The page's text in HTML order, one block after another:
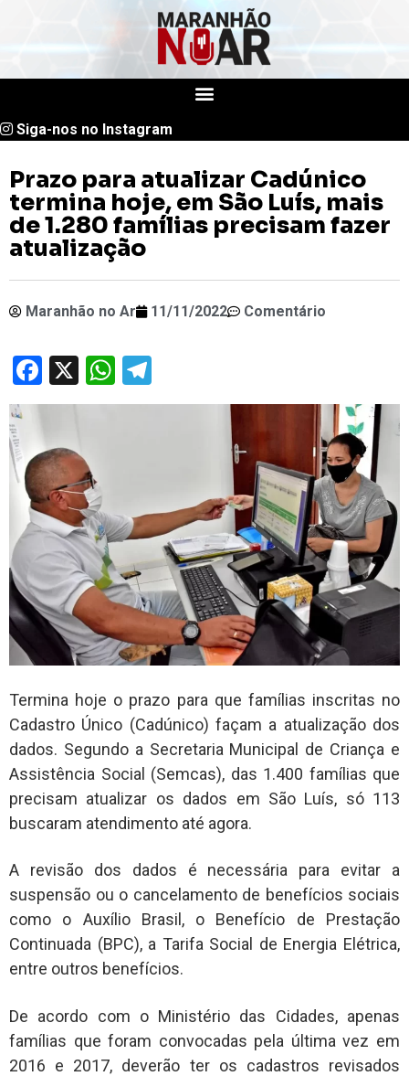
Siga-nos no Instagram
Prazo para atualizar Cadúnico
termina hoje, em São Luís, mais
de 1.280 famílias precisam fazer
atualização
Maranhão no Ar 11/11/2022 Comentário
Facebook
X WhatsApp
Termina hoje o prazo para que famílias inscritas no
Cadastro Único (Cadúnico) façam a atualização dos
dados. Segundo a Secretaria Municipal de Criança e
Assistência Social (Semcas), das 1.400 famílias que
precisam atualizar os dados em São Luís, só 113
buscaram atendimento até agora.
A revisão dos dados é necessária para evitar a
suspensão ou o cancelamento de benefícios sociais
como o Auxílio Brasil, o Benefício de Prestação
Continuada (BPC), a Tarifa Social de Energia Elétrica,
entre outros benefícios.
De acordo com o Ministério das Cidades, apenas
famílias que foram convocadas pela última vez em
2016 e 2017, deverão ter os cadastros revisados